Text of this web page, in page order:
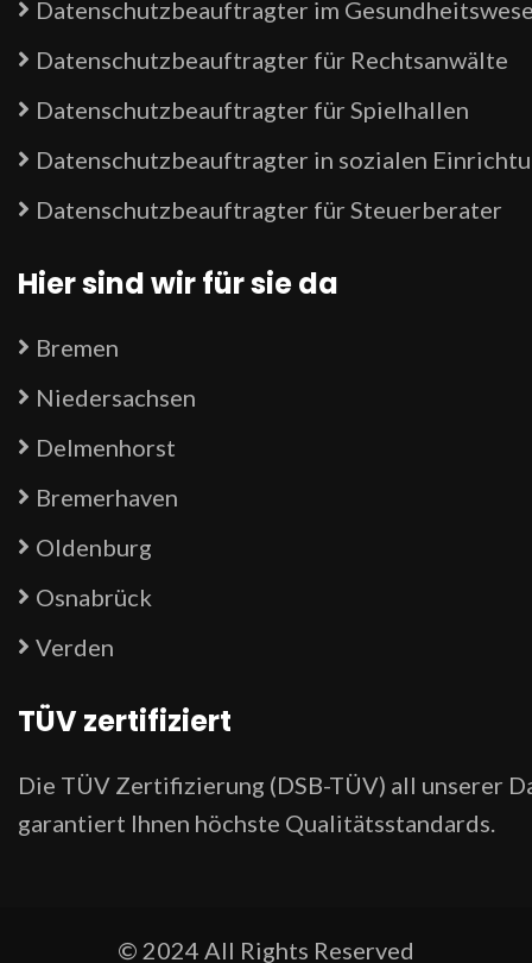
Datenschutzbeauftragter im
Datenschutzbeauftragter für Rechtsanwälte
Datenschutzbeauftragter für Spielhallen
Datenschutzbeauftragter in sozialen
Datenschutzbeauftragter für Steuerberater
Hier sind wir für sie da
Bremen
Niedersachsen
Delmenhorst
Bremerhaven
Oldenburg
Osnabrück
Verden
TÜV zertifiziert
Die TÜV Zertifizierung (DSB-TÜV) all unserer
garantiert Ihnen höchste Qualitätsstandards.
© 2024 All Rights Reserved